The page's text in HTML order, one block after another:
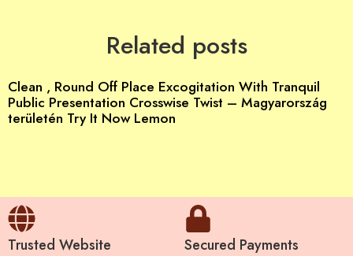
Related posts
Clean , Round Off Place Excogitation With Tranquil
Public Presentation Crosswise Twist – Magyarország
területén Try It Now Lemon
Trusted Website Secured Payments